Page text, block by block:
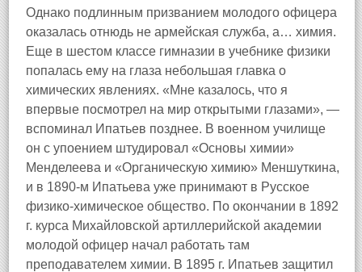
Однако подлинным призванием молодого офицера
оказалась отнюдь не армейская служба, а… химия.
Еще в шестом классе гимназии в учебнике физики
попалась ему на глаза небольшая главка о
химических явлениях. «Мне казалось, что я
впервые посмотрел на мир открытыми глазами», —
вспоминал Ипатьев позднее. В военном училище
он с упоением штудировал «Основы химии»
Менделеева и «Органическую химию» Меншуткина,
и в 1890-м Ипатьева уже принимают в Русское
физико-химическое общество. По окончании в 1892
г. курса Михайловской артиллерийской академии
молодой офицер начал работать там
преподавателем химии. В 1895 г. Ипатьев защитил